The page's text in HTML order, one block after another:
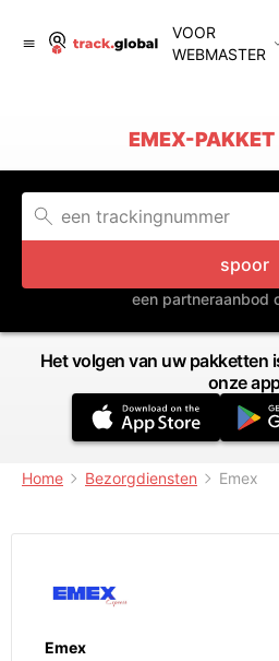
VOOR
WEBMASTER
EMEX-PAKKET
spoor
een partneraanbod
Het volgen van uw pakketten
onze
Home Bezorgdiensten Emex
Emex